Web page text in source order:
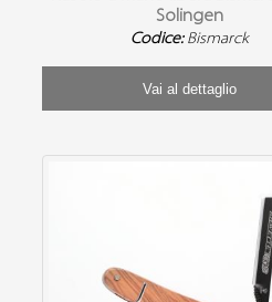
Solingen
Codice: Bismarck
Vai al dettaglio